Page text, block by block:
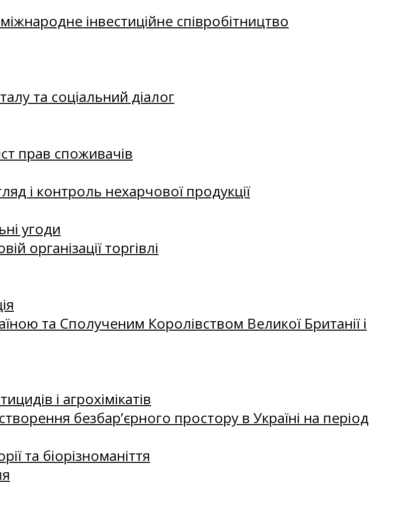
інвестиційне співробітництво
та соціальний діалог
прав споживачів
і контроль нехарчової продукції
угоди
організації торгівлі
та Сполученим Королівством Великої Британії і
і агрохімікатів
безбар’єрного простору в Україні на період
та біорізноманіття